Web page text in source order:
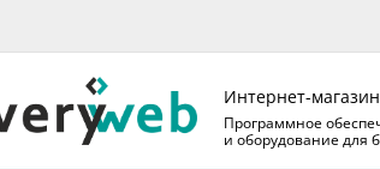
Интернет-магазин
Программное
и оборудование для